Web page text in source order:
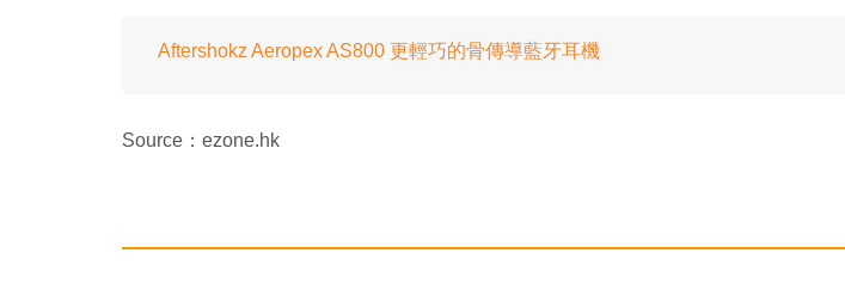
Aftershokz Aeropex AS800 更輕巧的骨傳導藍牙耳機
Source：ezone.hk